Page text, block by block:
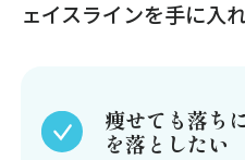
ェイスラインを手に入
痩せても落ち
を落としたい